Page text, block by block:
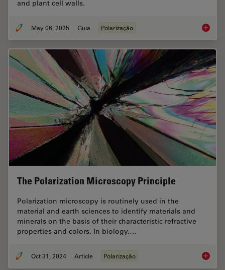
and plant cell walls.
May 06, 2025 Guia Polarização A
The Polarization Microscopy Principle
Polarization microscopy is routinely used in the
material and earth sciences to identify materials and
minerals on the basis of their characteristic refractive
properties and colors. In biology,…
Oct 31, 2024 Article Polarização The